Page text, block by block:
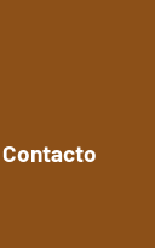
Contacto